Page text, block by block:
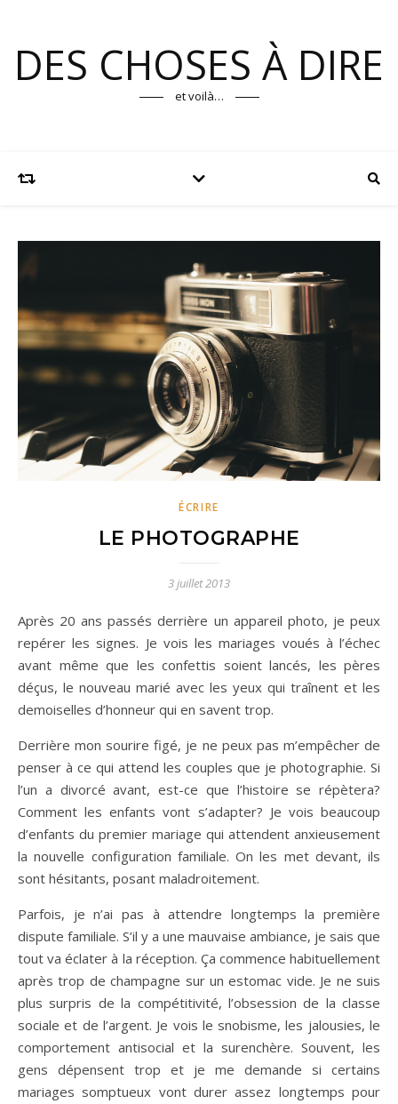
DES CHOSES À DIRE
et voilà…
ÉCRIRE
LE PHOTOGRAPHE
3 juillet 2013
Après 20 ans passés derrière un appareil photo, je peux
repérer les signes. Je vois les mariages voués à l’échec
avant même que les confettis soient lancés, les pères
déçus, le nouveau marié avec les yeux qui traînent et les
demoiselles d’honneur qui en savent trop.
Derrière mon sourire figé, je ne peux pas m’empêcher de
penser à ce qui attend les couples que je photographie. Si
l’un a divorcé avant, est-ce que l’histoire se répètera?
Comment les enfants vont s’adapter? Je vois beaucoup
d’enfants du premier mariage qui attendent anxieusement
la nouvelle configuration familiale. On les met devant, ils
sont hésitants, posant maladroitement.
Parfois, je n’ai pas à attendre longtemps la première
dispute familiale. S’il y a une mauvaise ambiance, je sais que
tout va éclater à la réception. Ça commence habituellement
après trop de champagne sur un estomac vide. Je ne suis
plus surpris de la compétitivité, l’obsession de la classe
sociale et de l’argent. Je vois le snobisme, les jalousies, le
comportement antisocial et la surenchère. Souvent, les
gens dépensent trop et je me demande si certains
mariages somptueux vont durer assez longtemps pour